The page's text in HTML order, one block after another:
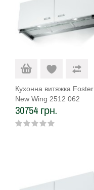
Кухонна витяжка Foster
New Wing 2512 062
30754 грн.